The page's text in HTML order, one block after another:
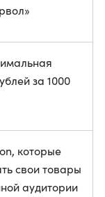
за 1000
которые
свои товары
аудитории